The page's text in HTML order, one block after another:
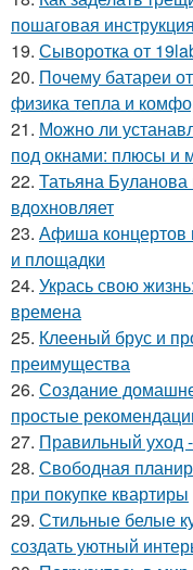
пошаговая инструкция
19. Сыворотка от
20. Почему батареи
физика тепла и
21. Можно ли
под окнами: плюсы и
22. Татьяна Буланова
вдохновляет
23. Афиша концертов
и площадки
24. Укрась свою
времена
25. Клееный брус и
преимущества
26. Создание
простые
27. Правильный уход
28. Свободная
при покупке квартиры
29. Стильные белые
создать уютный